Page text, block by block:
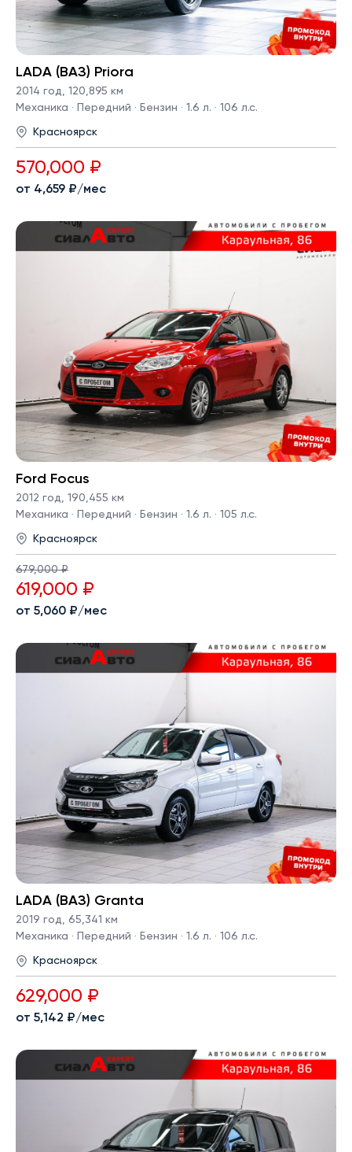
LADA (ВАЗ) Priora
2014 год
120,895 км
Механика · Передний · Бензин · 1.6 л. · 106 л.с.
Красноярск
570,000 ₽
от 4,659 ₽/мес
Ford Focus
2012 год, 190,455 км
Механика · Передний · Бензин · 1.6 л. · 105 л.с.
Красноярск
679,000 ₽
619,000 ₽
от 5,060 ₽/мес
LADA (ВАЗ) Granta
2019 год, 65,341 км
Механика · Передний · Бензин · 1.6 л. · 106 л.с.
Красноярск
629,000 ₽
от 5,142 ₽/мес